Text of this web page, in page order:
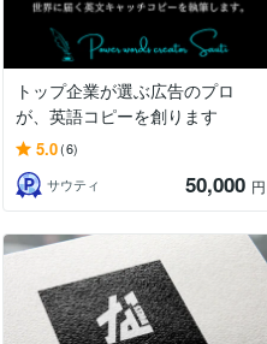
トップ企業が選ぶ広告のプロ
が、英語コピーを創ります
5.0(6)
サウティ
50,000 円